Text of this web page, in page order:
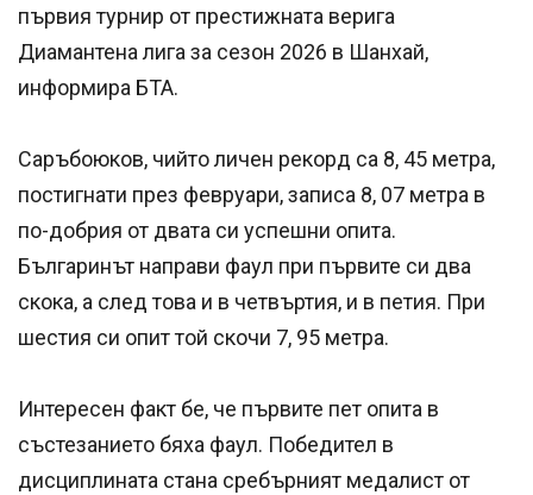
първия турнир от престижната верига
Диамантена лига за сезон 2026 в Шанхай,
информира БТА.
Саръбоюков, чийто личен рекорд са 8, 45 метра,
постигнати през февруари, записа 8, 07 метра в
по-добрия от двата си успешни опита.
Българинът направи фаул при първите си два
скока, а след това и в четвъртия, и в петия. При
шестия си опит той скочи 7, 95 метра.
Интересен факт бе, че първите пет опита в
състезанието бяха фаул. Победител в
дисциплината стана сребърният медалист от